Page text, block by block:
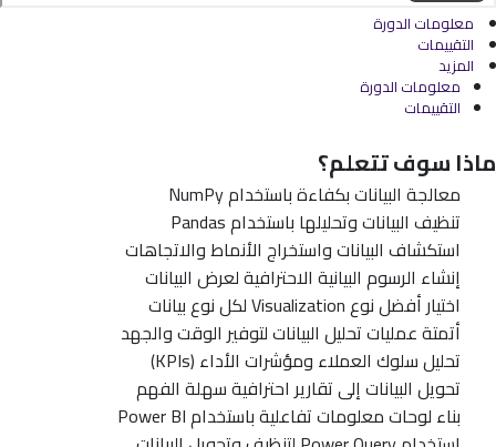
معلومات الدورة
التقييمات
المزيد
معلومات الدورة
التقييمات
ماذا سوف تتعلم؟
معالجة البيانات بكفاءة باستخدام NumPy
تنظيف البيانات وتحليلها باستخدام Pandas
استكشاف البيانات واستخراج الأنماط والاتجاهات
إنشاء الرسوم البيانية الاحترافية لعرض البيانات
اختيار أفضل نوع Visualization لكل نوع بيانات
أتمتة عمليات تحليل البيانات لتوفير الوقت والجهد
تحليل سلوك العملاء ومؤشرات الأداء (KPIs)
تحويل البيانات إلى تقارير احترافية سهلة الفهم
بناء لوحات معلومات تفاعلية باستخدام Power BI